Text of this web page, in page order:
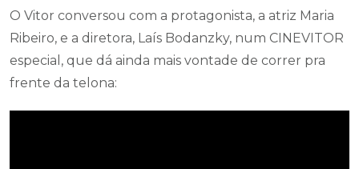
O Vitor conversou com a protagonista, a atriz Maria
Ribeiro, e a diretora, Laís Bodanzky, num CINEVITOR
especial, que dá ainda mais vontade de correr pra
frente da telona: